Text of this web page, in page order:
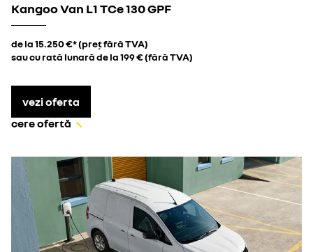
Kangoo Van L1 TCe 130 GPF
de la 15.250 €* (preț fără TVA)
sau cu rată lunară de la 199 € (fără TVA)
vezi oferta
cere ofertă